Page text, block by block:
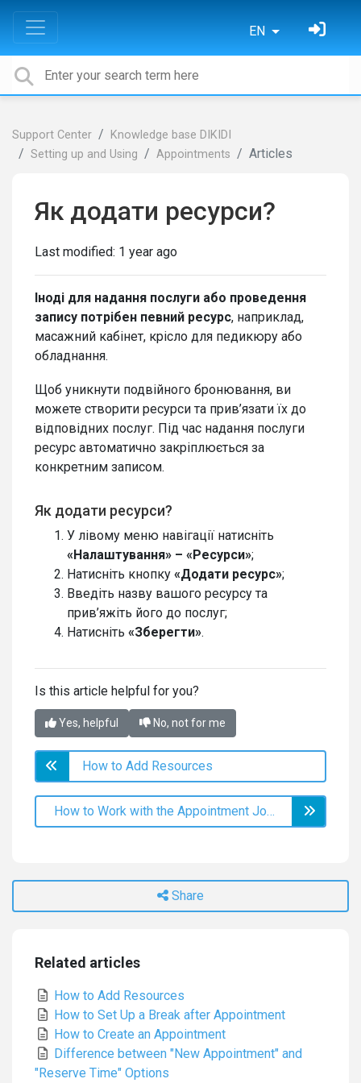
EN
Support Center
Knowledge base DIKIDI
Setting up and Using
Appointments Articles
Як додати ресурси?
Last modified: 1 year ago
Іноді для надання послуги або проведення
запису потрібен певний ресурс, наприклад,
масажний кабінет, крісло для педикюру або
обладнання.
Щоб уникнути подвійного бронювання, ви
можете створити ресурси та прив’язати їх до
відповідних послуг. Під час надання послуги
ресурс автоматично закріплюється за
конкретним записом.
Як додати ресурси?
У лівому меню навігації натисніть
«Налаштування» – «Ресурси»;
Натисніть кнопку «Додати ресурс»;
Введіть назву вашого ресурсу та
прив’яжіть його до послуг;
Натисніть «Зберегти».
Is this article helpful for you?
Yes, helpful No, not for me
How to Add Resources
How to Work with the Appointment Journal
Share
Related articles
How to Add Resources
How to Set Up a Break after Appointment
How to Create an Appointment
Difference between "New Appointment" and
"Reserve Time" Options